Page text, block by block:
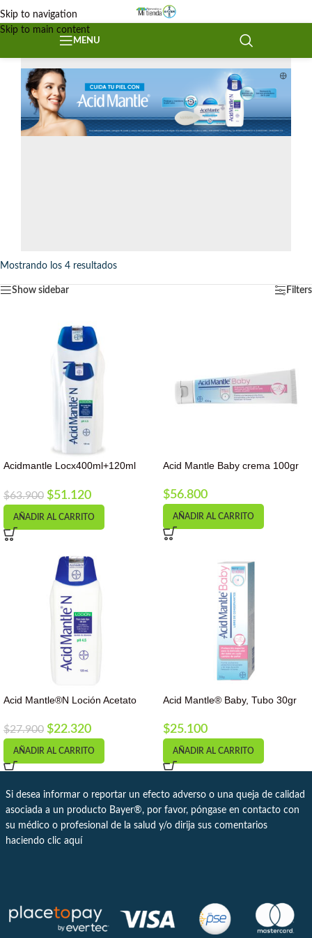
Skip to navigation
Skip to main content
MENU
Mostrando los 4 resultados
Show sidebar Filters
Acidmantle Locx400ml+120ml
$63.900 $51.120
AÑADIR AL CARRITO
Acid Mantle Baby crema 100gr
$56.800
AÑADIR AL CARRITO
Acid Mantle®N Loción Acetato
San. INVIMA 2009M-0010112
$27.900 $22.320
AÑADIR AL CARRITO
Acid Mantle® Baby, Tubo 30gr
$25.100
AÑADIR AL CARRITO
Si desea informar o reportar un efecto adverso o una queja de calidad
asociada a un producto Bayer®, por favor, póngase en contacto con
su médico o profesional de la salud y/o dirija sus comentarios
haciendo clic aquí